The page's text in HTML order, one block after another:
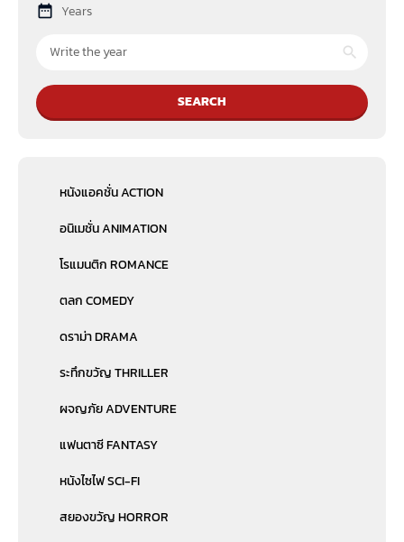
Years
SEARCH
หนังแอคชั่น ACTION
อนิเมชั่น ANIMATION
โรแมนติก ROMANCE
ตลก COMEDY
ดราม่า DRAMA
ระทึกขวัญ THRILLER
ผจญภัย ADVENTURE
แฟนตาซี FANTASY
หนังไซไฟ SCI-FI
สยองขวัญ HORROR